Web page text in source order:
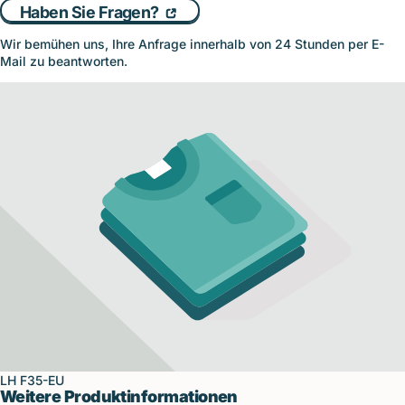
Haben Sie Fragen?
Wir bemühen uns, Ihre Anfrage innerhalb von 24 Stunden per E-
Mail zu beantworten.
LH F35-EU
Weitere Produktinformationen